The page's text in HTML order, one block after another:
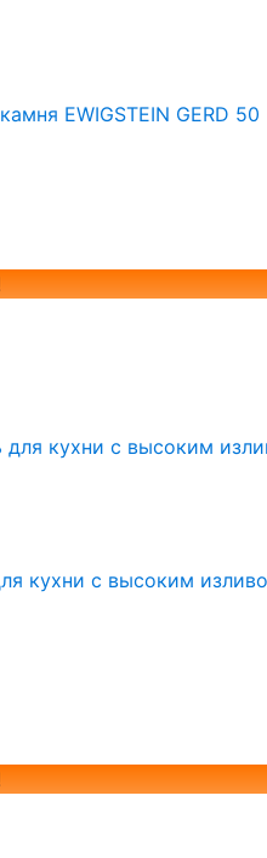
EWIGSTEIN GERD 50
кухни с высоким